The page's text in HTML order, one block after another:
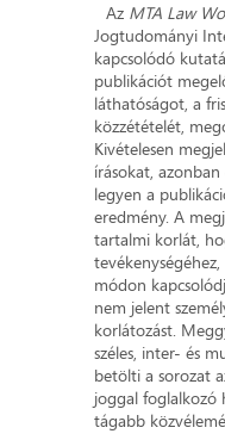
Az MTA Law
Jogtudományi
kapcsolódó
publikációt
láthatóságot, a
közzétételét,
Kivételesen
írásokat,
legyen a
eredmény. A
tartalmi korlát,
módon
nem jelent
korlátozást.
széles, inter- és
betölti a sorozat
joggal foglalkozó
tágabb